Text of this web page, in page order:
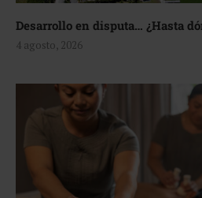
Desarrollo en disputa… ¿Hasta
4 agosto, 2026